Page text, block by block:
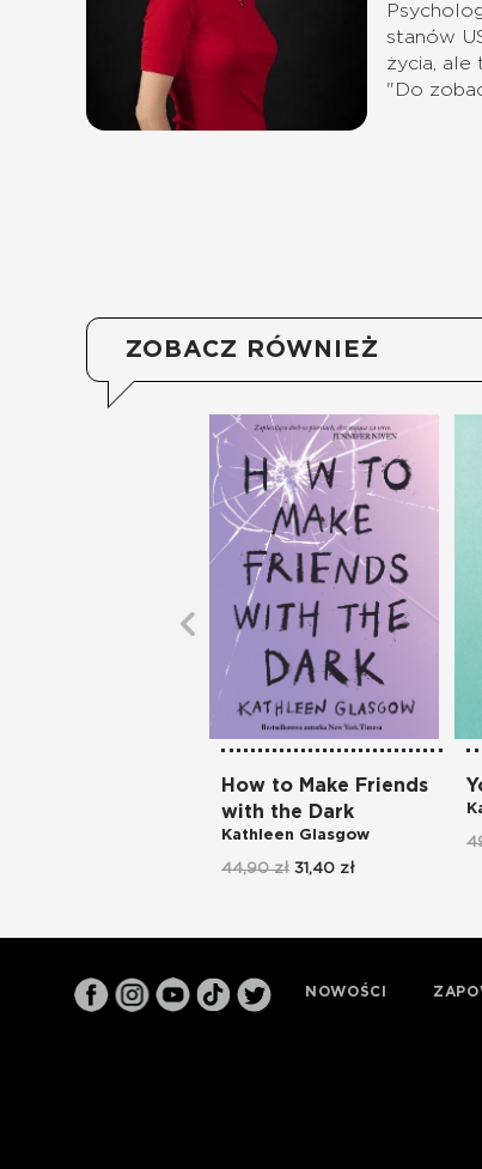
stanów
życia, ale
"Do
ZOBACZ RÓWNIEŻ
How to Make Friends
with the Dark
Kathleen Glasgow
44,90 zł 31,40 zł
NOWOŚCI